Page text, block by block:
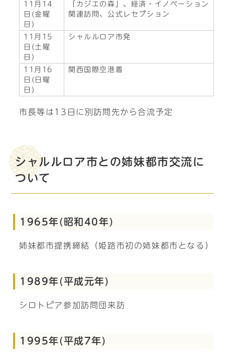
11月14
日(金曜
日)
「カジエの森」、経済・イノベーション
関連訪問、公式レセプション
11月15
日(土曜
日)
シャルルロア市発
11月16
日(日曜
日)
関西国際空港着
市長等は13日に別訪問先から合流予定
シャルルロア市との姉妹都市交流に
ついて
1965年(昭和40年)
姉妹都市提携締結（姫路市初の姉妹都市となる）
1989年(平成元年)
シロトピア参加訪問団来訪
1995年(平成7年)